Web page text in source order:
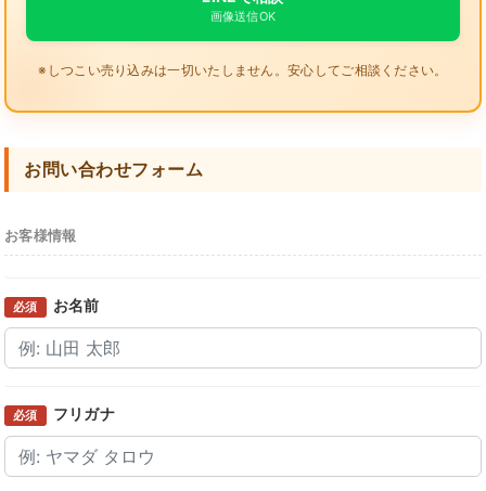
画像送信OK
※しつこい売り込みは一切いたしません。安心してご相談ください。
お問い合わせフォーム
お客様情報
必須 お名前
必須 フリガナ